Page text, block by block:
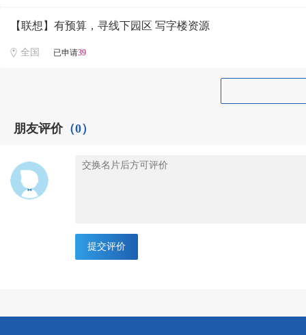
【联想】有预算，寻线下园区 写字楼资源
全国 已申请39
朋友评价（0）
提交评价